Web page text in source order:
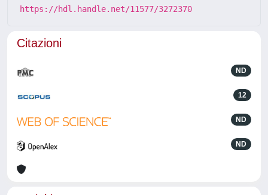
https://hdl.handle.net/11577/3272370
Citazioni
ND
12
ND
ND